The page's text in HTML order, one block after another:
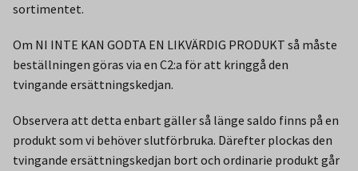
sortimentet.
Om NI INTE KAN GODTA EN LIKVÄRDIG PRODUKT så måste
beställningen göras via en C2:a för att kringgå den
tvingande ersättningskedjan.
Observera att detta enbart gäller så länge saldo finns på en
produkt som vi behöver slutförbruka. Därefter plockas den
tvingande ersättningskedjan bort och ordinarie produkt går